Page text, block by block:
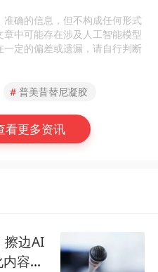
确的信息，但不构成任何形式
中可能存在涉及人工智能模型
定的偏差或遗漏，请自行判断
# 普美昔替尼凝胶
看更多资讯
擦边AI
容审